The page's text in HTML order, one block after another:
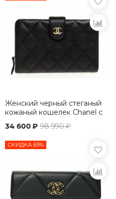
Женский черный стеганый
кожаный кошелек Chanel с
L-молнией
34 600 ₽ 98 990 ₽
СКИДКА 65%